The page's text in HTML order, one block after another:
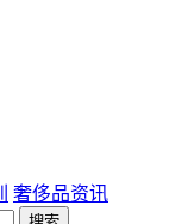
奢侈品资讯